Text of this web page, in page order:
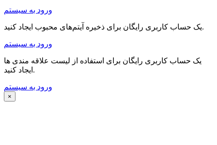
ورود به سیستم
یک حساب کاربری رایگان برای ذخیره آیتم‌های محبوب ایجاد کنید.
ورود به سیستم
یک حساب کاربری رایگان برای استفاده از لیست علاقه مندی ها
ایجاد کنید.
ورود به سیستم
×